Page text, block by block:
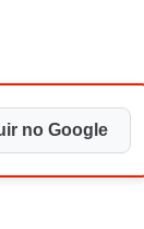
no Google